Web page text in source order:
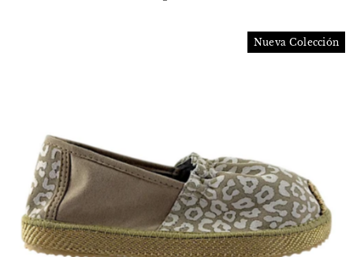
Nueva Colección